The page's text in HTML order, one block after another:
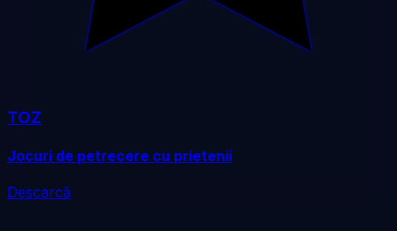
TOZ
Jocuri de petrecere cu prietenii
Descarcă